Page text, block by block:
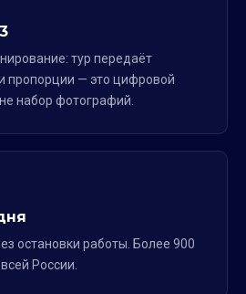
тур передаёт
пропорции — это цифровой
набор фотографий.
остановки работы. Более 900
России.